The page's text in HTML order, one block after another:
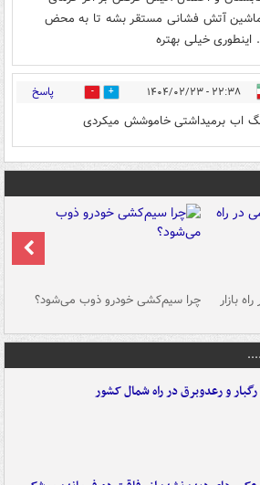
آتش فشانی مستقر بشه تا به محض
خیلی بهتره
۲۲:۳۸ - ۱۴۰۴/۰۲/۲۳ 0 پاسخ
اب برمیداشتی خاموشش میکردی
بازار چرا سیم‌کشی خودرو ذوب می‌شود؟
رگبار و رعدوبرق در راه شمال کشور